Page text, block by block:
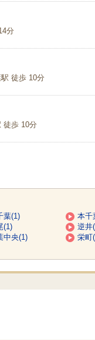
分
徒歩 10分
徒歩 10分
葉(1)
本千
(1)
逆井
中央(1)
栄町